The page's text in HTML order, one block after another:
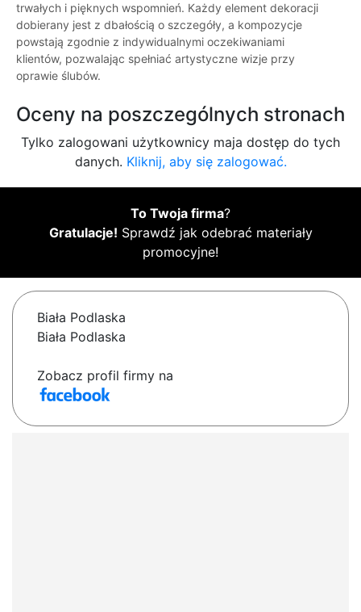
trwałych i pięknych wspomnień. Każdy element dekoracji
dobierany jest z dbałością o szczegóły, a kompozycje
powstają zgodnie z indywidualnymi oczekiwaniami
klientów, pozwalając spełniać artystyczne wizje przy
oprawie ślubów.
Oceny na poszczególnych stronach
Tylko zalogowani użytkownicy maja dostęp do tych
danych. Kliknij, aby się zalogować.
To Twoja firma?
Gratulacje! Sprawdź jak odebrać materiały
promocyjne!
Biała Podlaska
Biała Podlaska
Zobacz profil firmy na